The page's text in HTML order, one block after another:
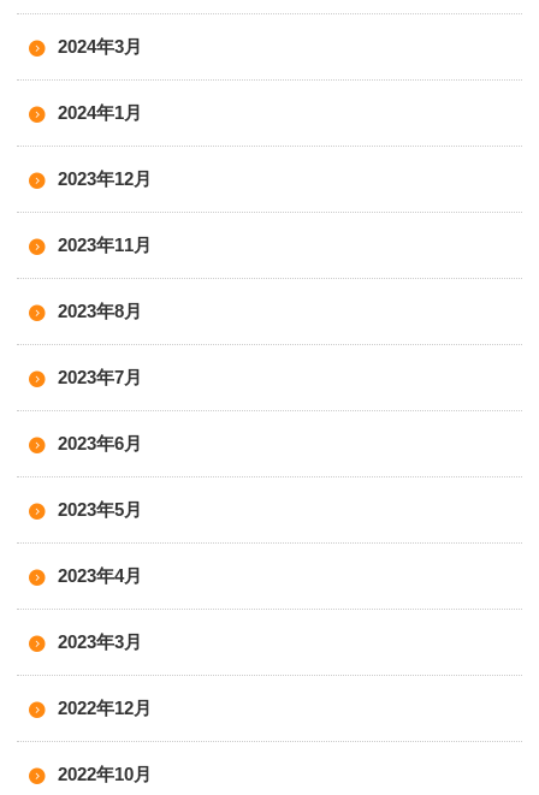
2024年3月
2024年1月
2023年12月
2023年11月
2023年8月
2023年7月
2023年6月
2023年5月
2023年4月
2023年3月
2022年12月
2022年10月